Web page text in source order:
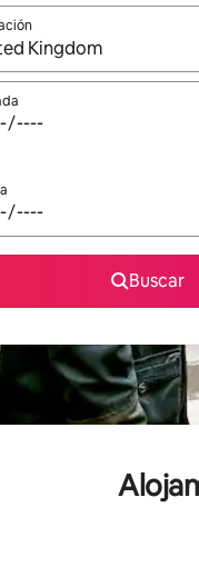
los resultados estén
Buscar